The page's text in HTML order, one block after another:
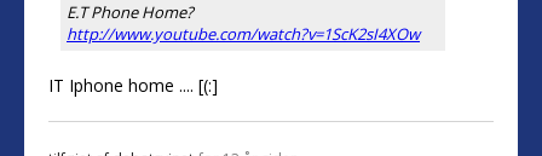
E.T Phone Home?
http://www.youtube.com/watch?v=1ScK2sI4XOw
IT Iphone home .... [(:]